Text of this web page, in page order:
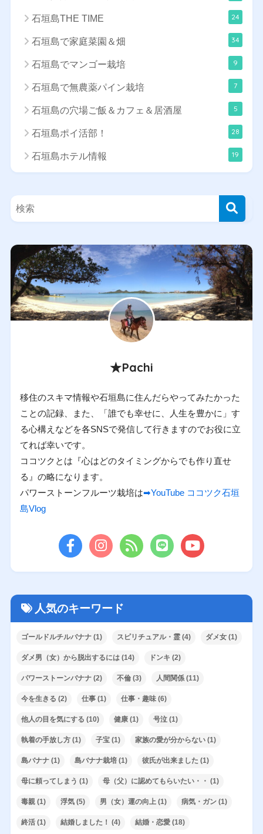
石垣島THE TIME 24
石垣島で家庭菜園＆畑 34
石垣島でマンゴー栽培 9
石垣島で無農薬パイン栽培 7
石垣島の穴場ご飯＆カフェ＆居酒屋 5
石垣島ポイ活部！ 28
石垣島ホテル情報 19
★Pachi
移住のスキマ情報や石垣島に住んだらやってみたかった
ことの記録、また、「誰でも幸せに、人生を豊かに」す
る心構えなどを各SNSで発信して行きますのでお役に立
てれば幸いです。
ココツクとは『心はどのタイミングからでも作り直せ
る』の略になります。
パワーストーンフルーツ栽培は➡YouTube ココツク石垣
島Vlog
人気のキーワード
ゴールドルチルバナナ(1) スピリチュアル・霊(4) ダメ女(1)
ダメ男（女）から脱出するには(14) ドンキ (2)
パワーストーンバナナ(2) 不倫(3) 人間関係(11)
今を生きる (2) 仕事(1) 仕事・趣味(6)
他人の目を気にする (10) 健康(1) 号泣(1)
執着の手放し方(1) 子宝(1) 家族の愛が分からない(1)
島バナナ(1) 島バナナ栽培(1) 彼氏が出来ました (1)
母に頼ってしまう (1) 母（父）に認めてもらいたい・・ (1)
毒親(1) 浮気(5) 男（女）運の向上(1) 病気・ガン(1)
終活(1) 結婚しました！ (4) 結婚・恋愛(18)